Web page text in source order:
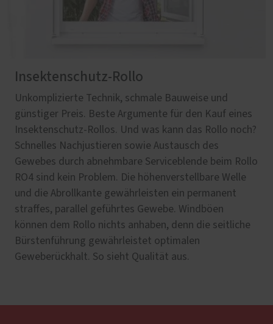
Insektenschutz-Rollo
Unkomplizierte Technik, schmale Bauweise und
günstiger Preis. Beste Argumente für den Kauf eines
Insektenschutz-Rollos. Und was kann das Rollo noch?
Schnelles Nachjustieren sowie Austausch des
Gewebes durch abnehmbare Serviceblende beim Rollo
RO4 sind kein Problem. Die höhenverstellbare Welle
und die Abrollkante gewährleisten ein permanent
straffes, parallel geführtes Gewebe. Windböen
können dem Rollo nichts anhaben, denn die seitliche
Bürstenführung gewährleistet optimalen
Geweberückhalt. So sieht Qualität aus.